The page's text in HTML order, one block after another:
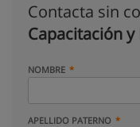
Contacta sin
Capacitación
NOMBRE
APELLIDO PATERNO